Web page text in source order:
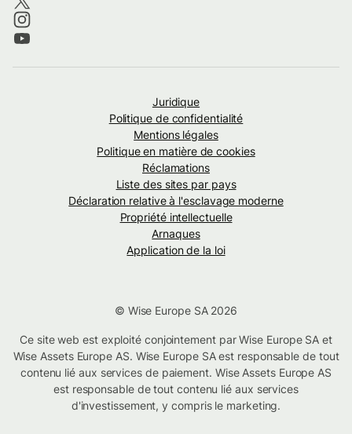
Juridique
Politique de confidentialité
Mentions légales
Politique en matière de cookies
Réclamations
Liste des sites par pays
Déclaration relative à l'esclavage moderne
Propriété intellectuelle
Arnaques
Application de la loi
© Wise Europe SA 2026
Ce site web est exploité conjointement par Wise Europe SA et
Wise Assets Europe AS. Wise Europe SA est responsable de tout
contenu lié aux services de paiement. Wise Assets Europe AS
est responsable de tout contenu lié aux services
d'investissement, y compris le marketing.